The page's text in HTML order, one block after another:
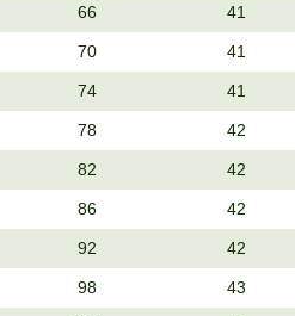
66 41
70 41
74 41
78 42
82 42
86 42
92 42
98 43